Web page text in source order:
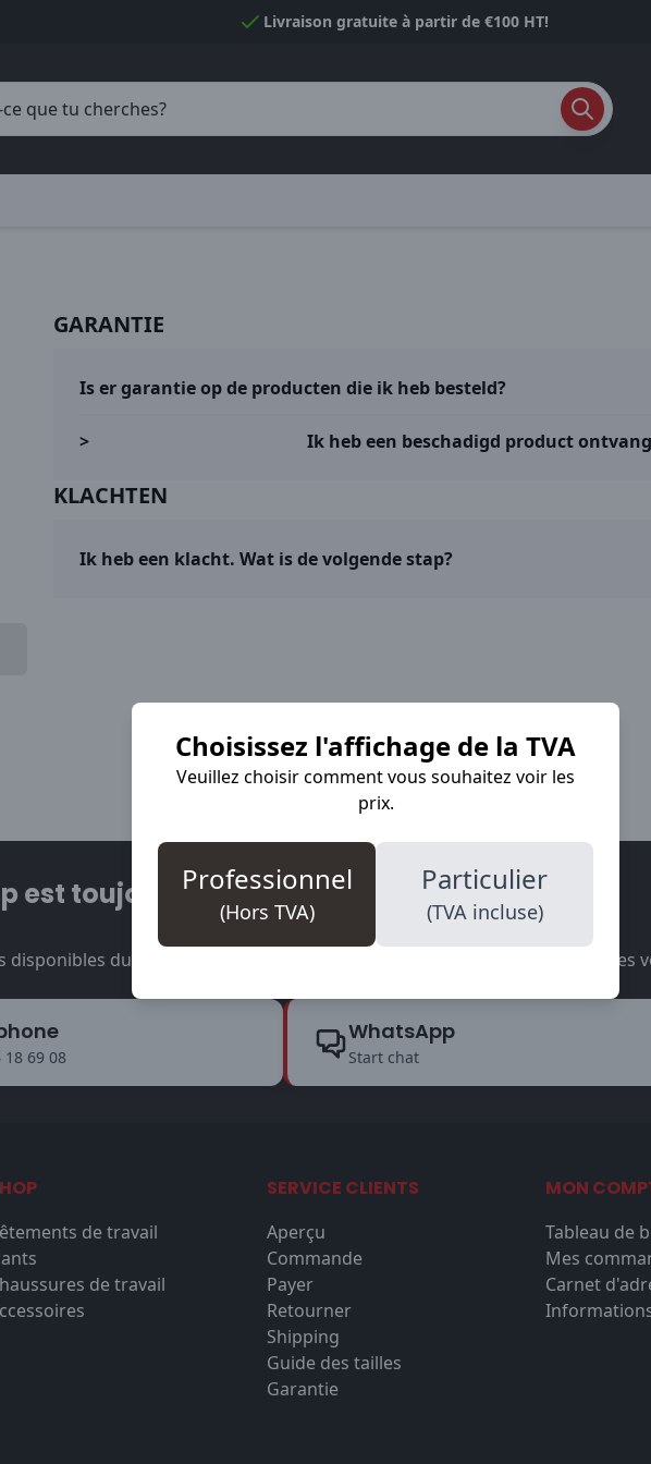
Choisissez l'affichage de la TVA
Veuillez choisir comment vous souhaitez voir les
prix.
Professionnel
(Hors TVA)
Particulier
(TVA incluse)
Livraison gratuite à partir de €100 HT!
GARANTIE
Is er garantie op de producten die ik heb besteld?
> Ik heb een beschadigd product
KLACHTEN
Ik heb een klacht. Wat is de volgende stap?
est toujours là pour vous
disponibles du lundi au vendredi de 09:00 à 17:30. Prêts à répondre à toutes
18 69 08
WhatsApp
Start chat
de travail
de travail
SERVICE CLIENTS
Aperçu
Commande
Payer
Retourner
Shipping
Guide des tailles
Garantie
MON
Tableau de
Mes
Carnet